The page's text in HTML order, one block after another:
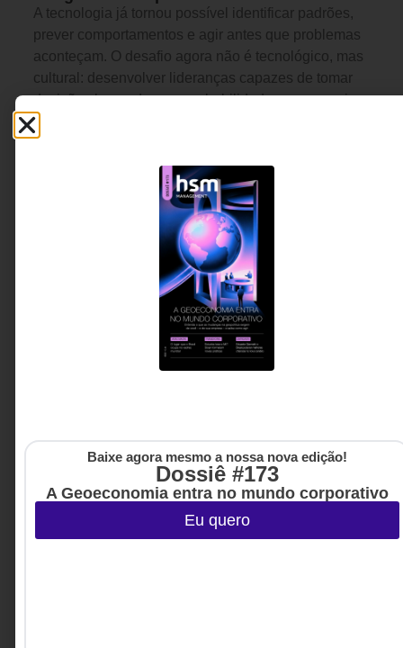
A tecnologia já tornou possível identificar padrões,
prever comportamentos e agir antes que problemas
aconteçam. O desafio agora não é tecnológico, mas
cultural: desenvolver lideranças capazes de tomar
decisões baseadas em probabilidades e reorganizar
a gestão em torno do que está prestes a acontecer, e
não apenas do que já aconteceu.
6 MINUTOS MIN DE LEITURA
Baixe agora mesmo a nossa nova edição!
Dossiê #173
A Geoeconomia entra no mundo corporativo
Eu quero